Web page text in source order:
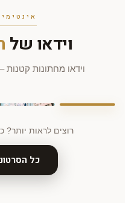
וידאו של
וידאו מחתונות קטנות
רוצים לראות יותר?
כל